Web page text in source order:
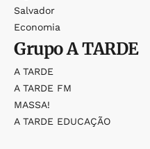
Salvador
Economia
GrupoA TARDE
A TARDE
A TARDE FM
MASSA!
A TARDE EDUCAÇÃO